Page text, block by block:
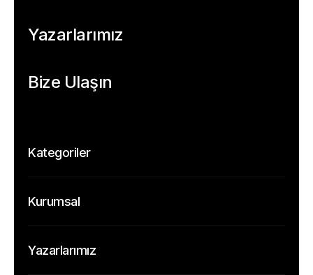
Yazarlarımız
Bize Ulaşın
Kategoriler
Kurumsal
Yazarlarımız